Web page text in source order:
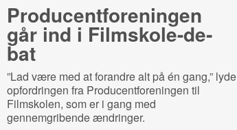
Pro­du­cent­for­e­nin­gen
går ind i Film­sko­le-​de­
bat
”Lad være med at forandre alt på én gang,”
opfordringen fra Producentforeningen til
Filmskolen, som er i gang med
gennemgribende ændringer.